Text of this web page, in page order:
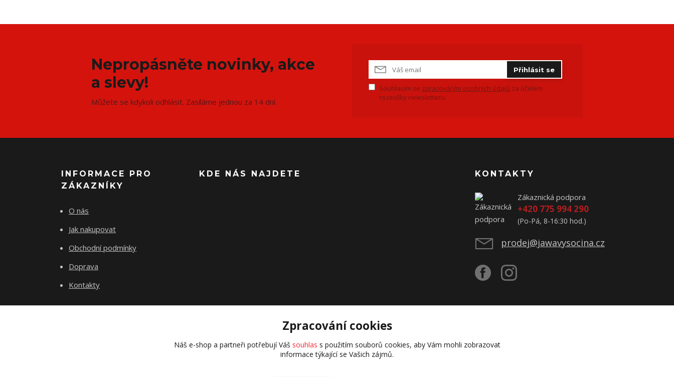
Nepropásněte novinky, akce
a slevy!
Můžete se kdykoli odhlásit. Zasíláme jednou za 14 dní.
Přihlásit se
Souhlasím se zpracováním osobních údajů za účelem
rozesílky newsletteru.
INFORMACE PRO
ZÁKAZNÍKY
O nás
Jak nakupovat
Obchodní podmínky
Doprava
Kontakty
KDE NÁS NAJDETE KONTAKTY
Zákaznická podpora
+420 775 994 290
(Po-Pá, 8-16:30 hod.)
prodej@jawavysocina.cz
Zpracování cookies
Náš e-shop a partneři potřebují Váš souhlas s použitím souborů cookies, aby Vám mohli zobrazovat
informace týkající se Vašich zájmů.